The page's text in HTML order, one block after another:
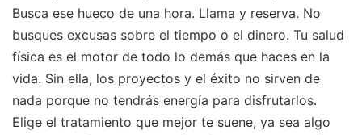
Busca ese hueco de una hora. Llama y reserva. No
busques excusas sobre el tiempo o el dinero. Tu salud
física es el motor de todo lo demás que haces en la
vida. Sin ella, los proyectos y el éxito no sirven de
nada porque no tendrás energía para disfrutarlos.
Elige el tratamiento que mejor te suene, ya sea algo